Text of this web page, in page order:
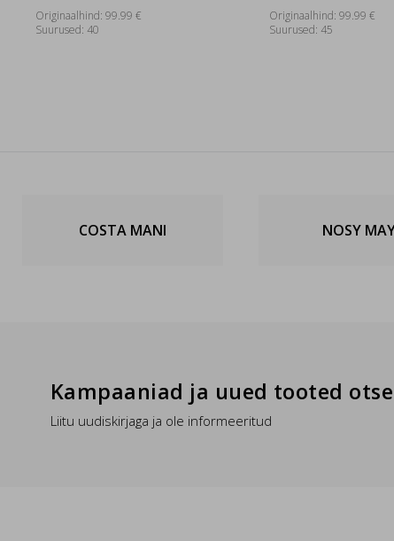
Originaalhind: 99.99 €
Suurused: 40
Originaalhind: 99.99 €
Suurused: 45
COSTA MANI NOSY
Kampaaniad ja uued tooted
Liitu uudiskirjaga ja ole informeeritud